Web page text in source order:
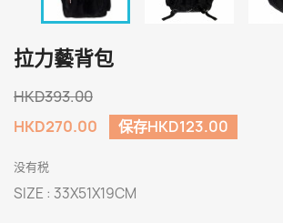
拉力藝背包
HKD393.00
HKD270.00
保存HKD123.00
没有税
SIZE : 33X51X19CM